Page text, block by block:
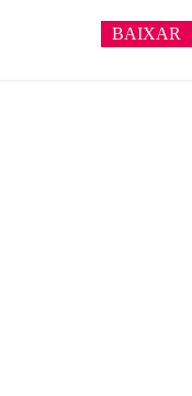
BAIXAR